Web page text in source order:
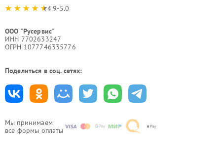
Мы принимаем
все формы оплаты
4.9-5.0
ООО "Русервис"
ИНН 7702633247
ОГРН 1077746335776
Поделиться в соц. сетях: